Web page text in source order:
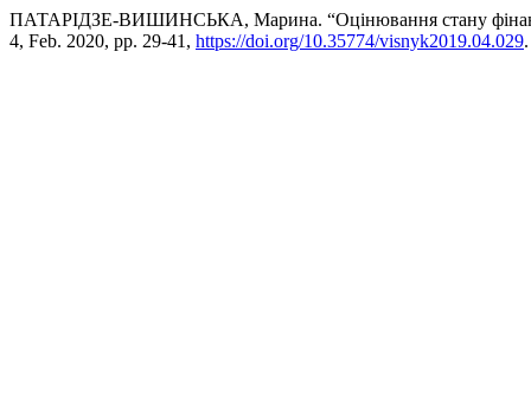
ПАТАРІДЗЕ-ВИШИНСЬКА, Марина. “Оцінювання стану
4, Feb. 2020, pp. 29-41, https://doi.org/10.35774/visnyk2019.04.029.